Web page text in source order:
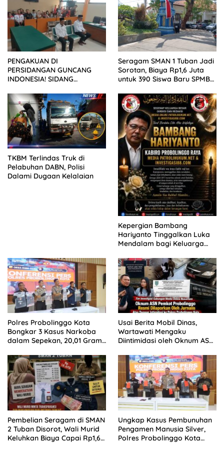
PENGAKUAN DI
PERSIDANGAN GUNCANG
INDONESIA! SIDANG
KELUARGA KORBAN
MENGAMUK DI PN MALANG
Seragam SMAN 1 Tuban Jadi
Sorotan, Biaya Rp1,6 Juta
untuk 390 Siswa Baru SPMB
TKBM Terlindas Truk di
Pelabuhan DABN, Polisi
Dalami Dugaan Kelalaian
Kepergian Bambang
Hariyanto Tinggalkan Luka
Mendalam bagi Keluarga
Polres Probolinggo Kota
Bongkar 3 Kasus Narkoba
dalam Sepekan, 20,01 Gram
Usai Berita Mobil Dinas,
Wartawati Mengaku
Diintimidasi oleh Oknum ASN
Tempuh Jalur Hukum
Pembelian Seragam di SMAN
2 Tuban Disorot, Wali Murid
Keluhkan Biaya Capai Rp1,6
Ungkap Kasus Pembunuhan
Pengamen Manusia Silver,
Polres Probolinggo Kota